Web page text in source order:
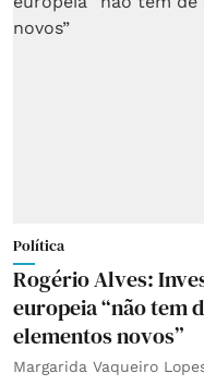
Política
Rogério Alves:
europeia “não tem
elementos novos”
Margarida Vaqueiro